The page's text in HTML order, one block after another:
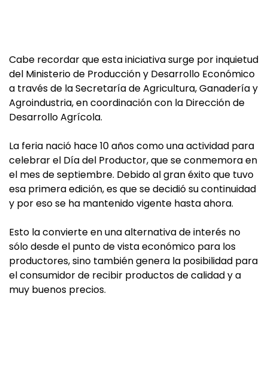
Cabe recordar que esta iniciativa surge por inquietud
del Ministerio de Producción y Desarrollo Económico
a través de la Secretaría de Agricultura, Ganadería y
Agroindustria, en coordinación con la Dirección de
Desarrollo Agrícola.
La feria nació hace 10 años como una actividad para
celebrar el Día del Productor, que se conmemora en
el mes de septiembre. Debido al gran éxito que tuvo
esa primera edición, es que se decidió su continuidad
y por eso se ha mantenido vigente hasta ahora.
Esto la convierte en una alternativa de interés no
sólo desde el punto de vista económico para los
productores, sino también genera la posibilidad para
el consumidor de recibir productos de calidad y a
muy buenos precios.